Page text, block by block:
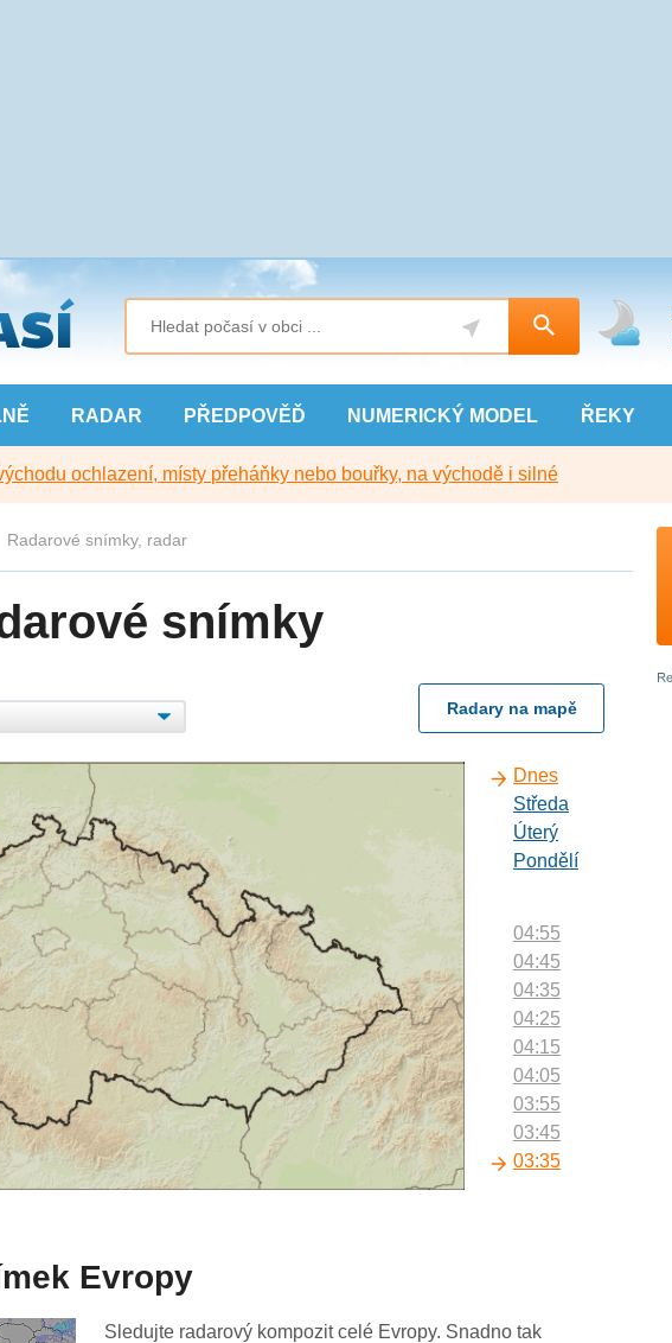
RADAR PŘEDPOVĚĎ NUMERICKÝ MODEL ŘEKY
ochlazení, místy přeháňky nebo bouřky, na východě i silné
Radarové snímky, radar
snímky
Radary na mapě
Dnes
Středa
Úterý
Pondělí
04:55
04:45
04:35
04:25
04:15
04:05
03:55
03:45
03:35
02:35
Evropy
Sledujte radarový kompozit celé Evropy. Snadno tak